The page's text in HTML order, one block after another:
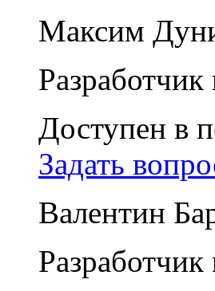
Максим
Доступен в
Задать
Валентин